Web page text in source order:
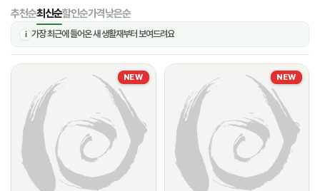
추천순최신순할인순가격낮은순
i 가장 최근에 들어온 새 생활재부터 보여드려요
NEW NEW